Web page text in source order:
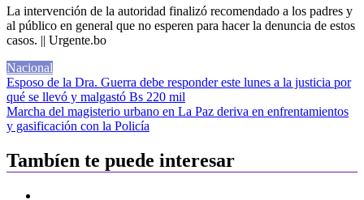
La intervención de la autoridad finalizó recomendado a los padres y
al público en general que no esperen para hacer la denuncia de estos
casos. || Urgente.bo
Nacional
Navegación
de
entradas
Esposo de la Dra. Guerra debe responder este lunes a la justicia por
qué se llevó y malgastó Bs 220 mil
Marcha del magisterio urbano en La Paz deriva en enfrentamientos
y gasificación con la Policía
Tambíen te puede interesar